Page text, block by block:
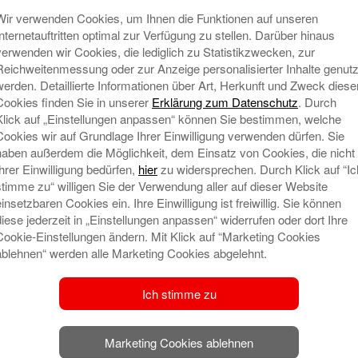
Arbeitsalltag: Nach Ferienende kehren unsere
zurück an ihren Arbeitsplatz und sparen fleißig
wie Jobticket und JobRad unterstützen wir sie
Beitrag zum Umweltschutz.
wir einer der großen betrieblichen ÖPNV-
Jedes Jobticket wird von uns finanziell
die Möglichkeit, ein JobRad über
verwenden Cookies, um Ihnen die Funktionen auf unseren
optimal zur Verfügung zu stellen. Darüber hinaus
wir Cookies, die lediglich zu Statistikzwecken, zur
oder zur Anzeige personalisierter Inhalte
Detaillierte Informationen über Art, Herkunft und Zweck
finden Sie in unserer Erklärung zum Datenschutz. Durch
auf „Einstellungen anpassen“ können Sie bestimmen, welche
wir auf Grundlage Ihrer Einwilligung verwenden dürfen. Sie
außerdem die Möglichkeit, dem Einsatz von Cookies, die nicht
Einwilligung bedürfen, hierzu widersprechen. Durch Klick auf
zu“ willigen Sie der Verwendung aller auf dieser Website
Cookies ein. Ihre Einwilligung ist freiwillig. Sie können
jederzeit in „Einstellungen anpassen“ widerrufen oder dort Ihre
Einstellungen ändern. Mit Klick auf “Marketing Cookies
werden alle Marketing Cookies abgelehnt.
Ich stimme zu
Marketing Cookies ablehnen